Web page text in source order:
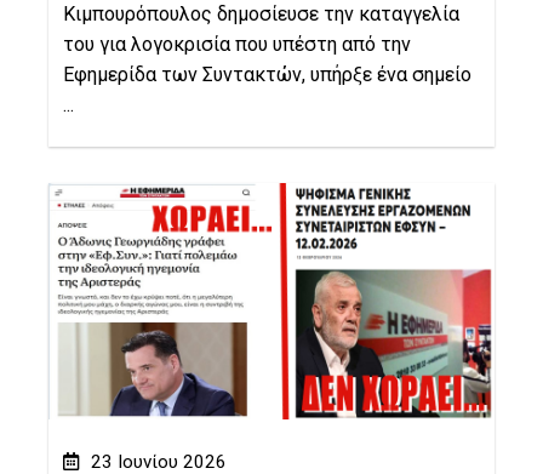
Κιμπουρόπουλος δημοσίευσε την καταγγελία
του για λογοκρισία που υπέστη από την
Εφημερίδα των Συντακτών, υπήρξε ένα σημείο
...
23 Ιουνίου 2026